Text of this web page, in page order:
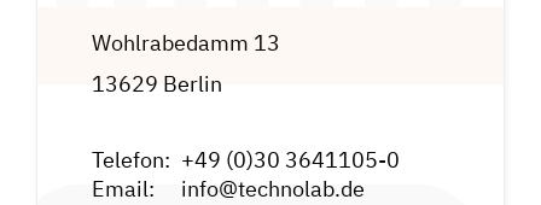
Wohlrabedamm 13
13629 Berlin
Telefon: +49 (0)30 3641105-0
Email:
info@technolab.de